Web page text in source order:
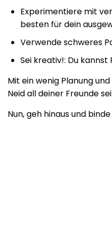
Experimentiere mit
besten für dein
Verwende schweres
Sei kreativ!: Du
Mit ein wenig Planung
Neid all deiner Freunde
Nun, geh hinaus und